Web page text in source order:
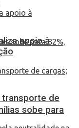
sobe para
apoio à
de